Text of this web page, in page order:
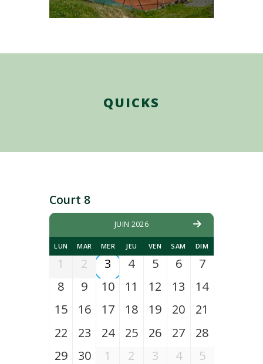
QUICKS
Court 8
JUIN 2026
LUN MAR MER JEU VEN SAM DIM
1 2 3 4 5 6
7
8
9 10 11 12 13
14
15
16 17 18 19 20
21
22
23 24 25 26 27
28
29
30 1 2 3 4 5